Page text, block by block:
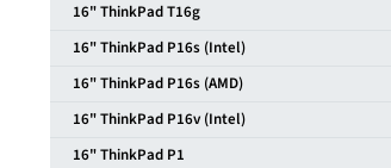
16" ThinkPad T16g
16" ThinkPad P16s (Intel)
16" ThinkPad P16s (AMD)
16" ThinkPad P16v (Intel)
16" ThinkPad P1